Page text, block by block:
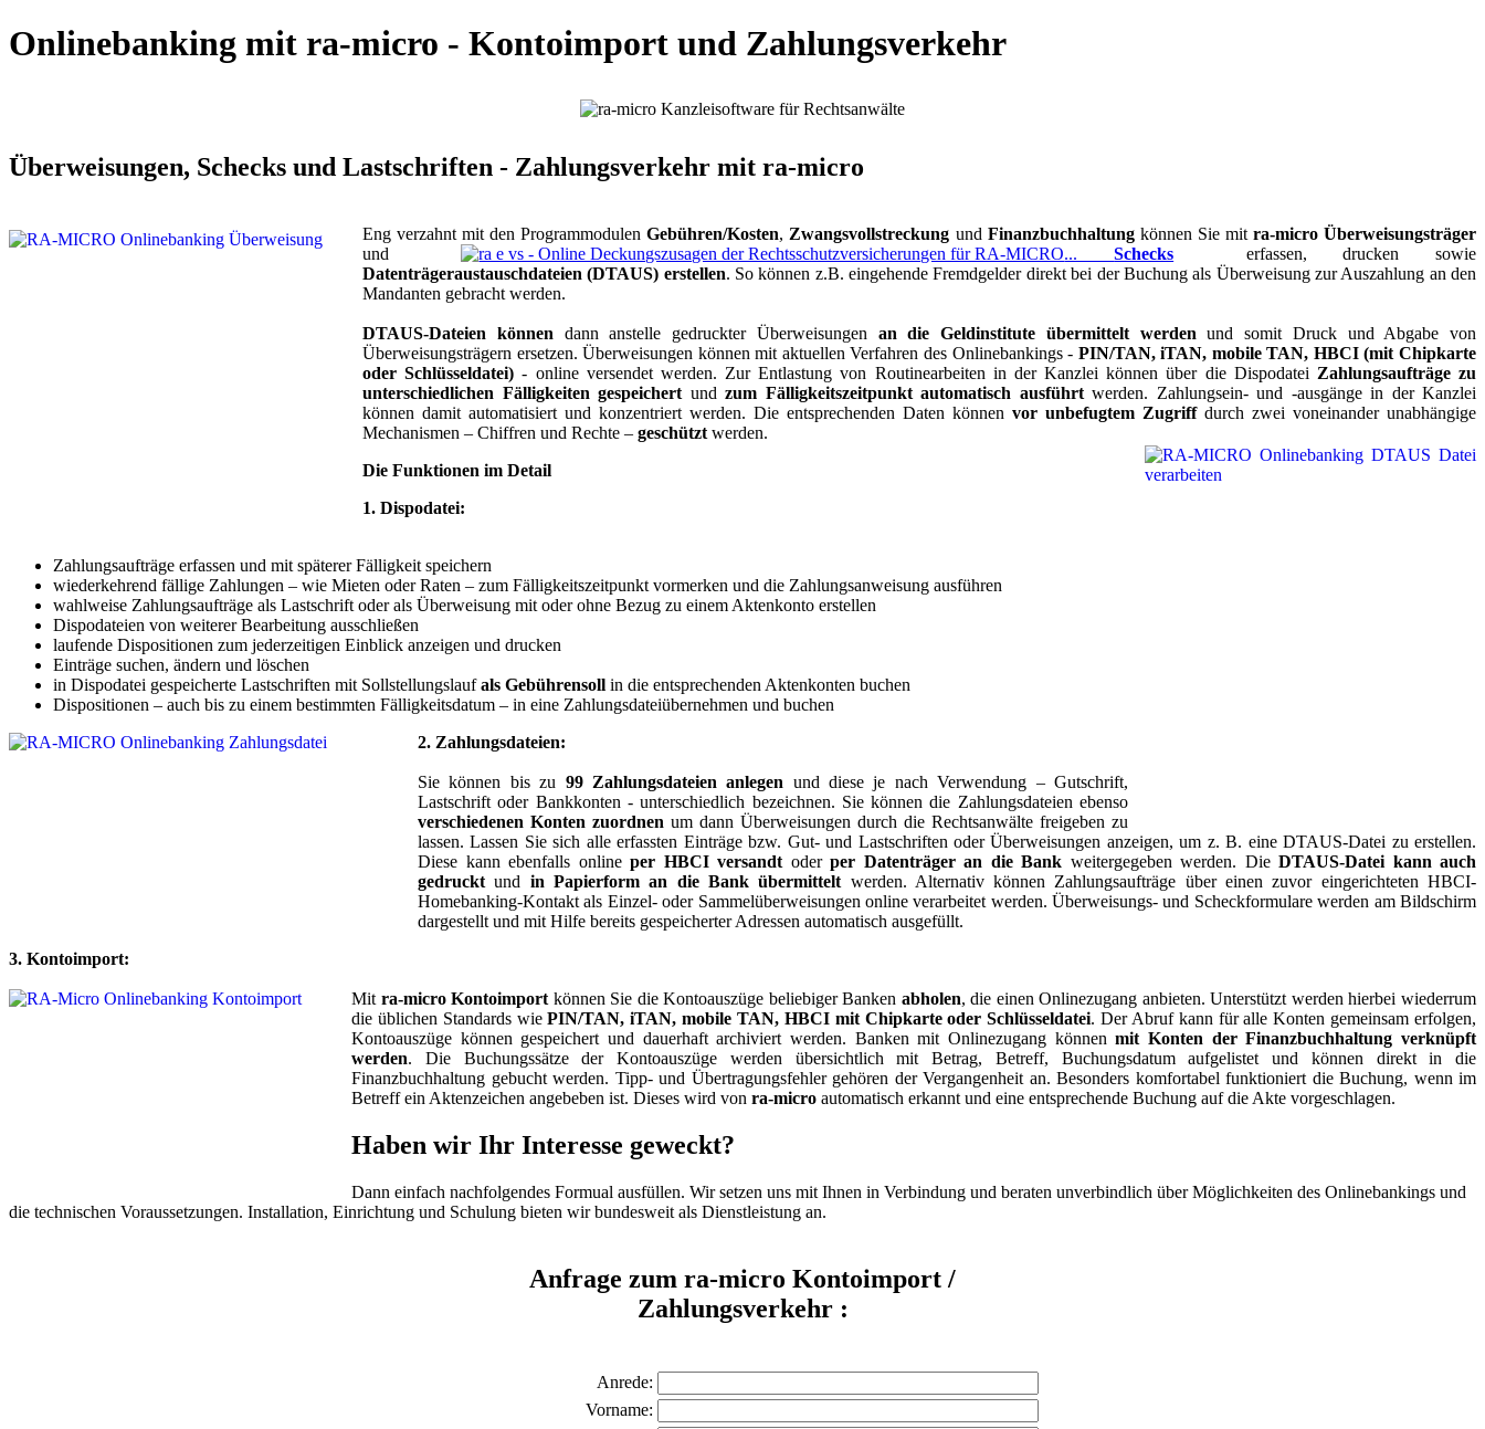
Onlinebanking mit ra-micro - Kontoimport und Zahlungsverkehr
Überweisungen, Schecks und Lastschriften - Zahlungsverkehr mit ra-micro
Eng verzahnt mit den ProgrammodulenGebühren/Kosten, Zwangsvollstreckung und Finanzbuchhaltungkönnen Sie mit ra-micro Überweisungsträger
und
...Schecks erfassen, drucken sowie
Datenträgeraustauschdateien (DTAUS) erstellen. So können z.B. eingehende Fremdgelder direkt bei der Buchung als Überweisung zur Auszahlung an den
Mandanten gebracht werden.
DTAUS-Dateien können dann anstelle gedruckter Überweisungen an die Geldinstitute übermittelt werden und somit Druck und Abgabe von
Überweisungsträgern ersetzen. Überweisungen können mit aktuellen Verfahren des Onlinebankings - PIN/TAN, iTAN, mobile TAN, HBCI (mit Chipkarte
oder Schlüsseldatei) - online versendet werden. Zur Entlastung von Routinearbeiten in der Kanzlei können über die Dispodatei Zahlungsaufträge zu
unterschiedlichen Fälligkeiten gespeichert und zum Fälligkeitszeitpunkt automatisch ausführtwerden. Zahlungsein- und -ausgänge in der Kanzlei
können damit automatisiert und konzentriert werden. Die entsprechenden Daten können vor unbefugtem Zugriffdurch zwei voneinander unabhängige
Mechanismen – Chiffren und Rechte – geschützt werden.
Die Funktionen im Detail
1. Dispodatei:
Zahlungsaufträge erfassen und mit späterer Fälligkeit speichern
wiederkehrend fällige Zahlungen – wie Mieten oder Raten – zum Fälligkeitszeitpunkt vormerken und die Zahlungsanweisung ausführen
wahlweise Zahlungsaufträge als Lastschrift oder als Überweisung mit oder ohne Bezug zu einem Aktenkonto erstellen
Dispodateien von weiterer Bearbeitung ausschließen
laufende Dispositionen zum jederzeitigen Einblick anzeigen und drucken
Einträge suchen, ändern und löschen
in Dispodatei gespeicherte Lastschriften mit Sollstellungslaufals Gebührensoll in die entsprechenden Aktenkonten buchen
Dispositionen – auch bis zu einem bestimmten Fälligkeitsdatum – in eine Zahlungsdateiübernehmen und buchen
2. Zahlungsdateien:
Sie können bis zu 99 Zahlungsdateien anlegen und diese je nach Verwendung – Gutschrift,
Lastschrift oder Bankkonten - unterschiedlich bezeichnen. Sie können die Zahlungsdateien ebenso
verschiedenen Konten zuordnen um dann Überweisungen durch die Rechtsanwälte freigeben zu
lassen. Lassen Sie sich alle erfassten Einträge bzw. Gut- und Lastschriften oder Überweisungen anzeigen, um z. B. eine DTAUS-Datei zu erstellen.
Diese kann ebenfalls online per HBCI versandt oder per Datenträger an die Bank weitergegeben werden. Die DTAUS-Datei kann auch
gedruckt und in Papierform an die Bank übermittelt werden. Alternativ können Zahlungsaufträge über einen zuvor eingerichteten HBCI-
Homebanking-Kontakt als Einzel- oder Sammelüberweisungen online verarbeitet werden. Überweisungs- und Scheckformulare werden am Bildschirm
dargestellt und mit Hilfe bereits gespeicherter Adressen automatisch ausgefüllt.
3. Kontoimport:
Mit ra-micro Kontoimport können Sie die Kontoauszüge beliebiger Banken abholen, die einen Onlinezugang anbieten. Unterstützt werden hierbei wiederrum
die üblichen Standards wiePIN/TAN, iTAN, mobile TAN, HBCI mit Chipkarte oder Schlüsseldatei. Der Abruf kann für alle Konten gemeinsam erfolgen,
Kontoauszüge können gespeichert und dauerhaft archiviert werden. Banken mit Onlinezugang könnenmit Konten der Finanzbuchhaltung verknüpft
werden. Die Buchungssätze der Kontoauszüge werden übersichtlich mit Betrag, Betreff, Buchungsdatum aufgelistet und können direkt in die
Finanzbuchhaltung gebucht werden. Tipp- und Übertragungsfehler gehören der Vergangenheit an. Besonders komfortabel funktioniert die Buchung, wenn im
Betreff ein Aktenzeichen angebeben ist. Dieses wird von ra-micro automatisch erkannt und eine entsprechende Buchung auf die Akte vorgeschlagen.
Haben wir Ihr Interesse geweckt?
Dann einfach nachfolgendes Formual ausfüllen. Wir setzen uns mit Ihnen in Verbindung und beraten unverbindlich über Möglichkeiten des Onlinebankings und
die technischen Voraussetzungen. Installation, Einrichtung und Schulung bieten wir bundesweit als Dienstleistung an.
Anfrage zum ra-micro Kontoimport /
Zahlungsverkehr :
Anrede:
Vorname: